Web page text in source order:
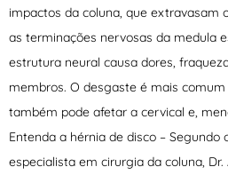
impactos da coluna, que extravasam
as terminações nervosas da medula
estrutura neural causa dores,
membros. O desgaste é mais
também pode afetar a cervical e,
Entenda a hérnia de disco – Segundo
especialista em cirurgia da coluna,